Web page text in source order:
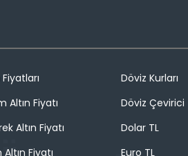
Fiyatları
Altın Fiyatı
Altın Fiyatı
Fiyatı
Döviz Kurları
Döviz Çevirici
Dolar TL
Euro TL